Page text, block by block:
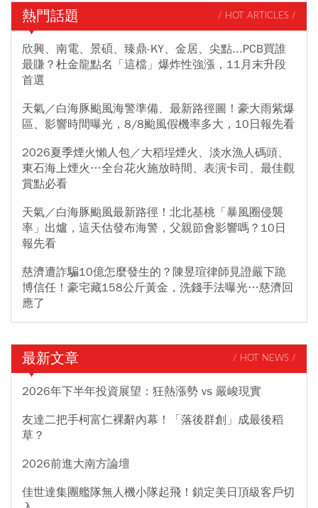
熱門話題 / HOT ARTICLES /
欣興、南電、景碩、臻鼎-KY、金居、尖點...PCB買誰
最賺？杜金龍點名「這檔」爆炸性強漲，11月末升段
首選
天氣／白海豚颱風海警準備、最新路徑圖！豪大雨紫爆
區、影響時間曝光，8/8颱風假機率多大，10日報先看
2026夏季煙火懶人包／大稻埕煙火、淡水漁人碼頭、
東石海上煙火…全台花火施放時間、表演卡司、最佳觀
賞點必看
天氣／白海豚颱風最新路徑！北北基桃「暴風圈侵襲
率」出爐，這天估發布海警，父親節會影響嗎？10日
報先看
慈濟遭詐騙10億怎麼發生的？陳昱瑄律師見證嚴下跪
博信任！豪宅藏158公斤黃金，洗錢手法曝光…慈濟回
應了
最新文章 / HOT NEWS /
2026年下半年投資展望：狂熱漲勢 vs 嚴峻現實
友達二把手柯富仁裸辭內幕！「落後群創」成最後稻
草？
2026前進大南方論壇
佳世達集團艦隊無人機小隊起飛！鎖定美日頂級客戶切